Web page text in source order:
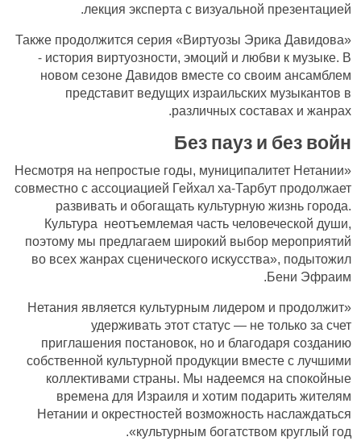
лекция эксперта с визуальной презентацией.
Также продолжится серия «Виртуозы Эрика Давидова»
- история виртуозности, эмоций и любви к музыке. В
новом сезоне Давидов вместе со своим ансамблем
представит ведущих израильских музыкантов в
различных составах и жанрах.
Без пауз и без войн
«Несмотря на непростые годы, муниципалитет Нетании
совместно с ассоциацией Гейхал ха-Тарбут продолжает
развивать и обогащать культурную жизнь города.
Культура неотъемлемая часть человеческой души,
поэтому мы предлагаем широкий выбор мероприятий
во всех жанрах сценического искусства», подытожил
Бени Эфраим.
«Нетания является культурным лидером и продолжит
удерживать этот статус — не только за счет
приглашения постановок, но и благодаря созданию
собственной культурной продукции вместе с лучшими
коллективами страны. Мы надеемся на спокойные
времена для Израиля и хотим подарить жителям
Нетании и окрестностей возможность наслаждаться
культурным богатством круглый год».